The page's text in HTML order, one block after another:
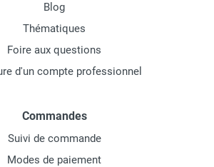
Blog
Thématiques
Foire aux questions
d'un compte professionnel
Commandes
Suivi de commande
Modes de paiement